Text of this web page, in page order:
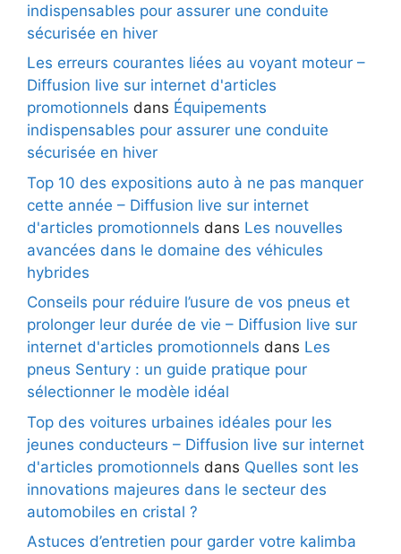
indispensables pour assurer une conduite
sécurisée en hiver
Les erreurs courantes liées au voyant moteur –
Diffusion live sur internet d'articles
promotionnels dans Équipements
indispensables pour assurer une conduite
sécurisée en hiver
Top 10 des expositions auto à ne pas manquer
cette année – Diffusion live sur internet
d'articles promotionnels dans Les nouvelles
avancées dans le domaine des véhicules
hybrides
Conseils pour réduire l’usure de vos pneus et
prolonger leur durée de vie – Diffusion live sur
internet d'articles promotionnels dans Les
pneus Sentury : un guide pratique pour
sélectionner le modèle idéal
Top des voitures urbaines idéales pour les
jeunes conducteurs – Diffusion live sur internet
d'articles promotionnels dans Quelles sont les
innovations majeures dans le secteur des
automobiles en cristal ?
Astuces d’entretien pour garder votre kalimba